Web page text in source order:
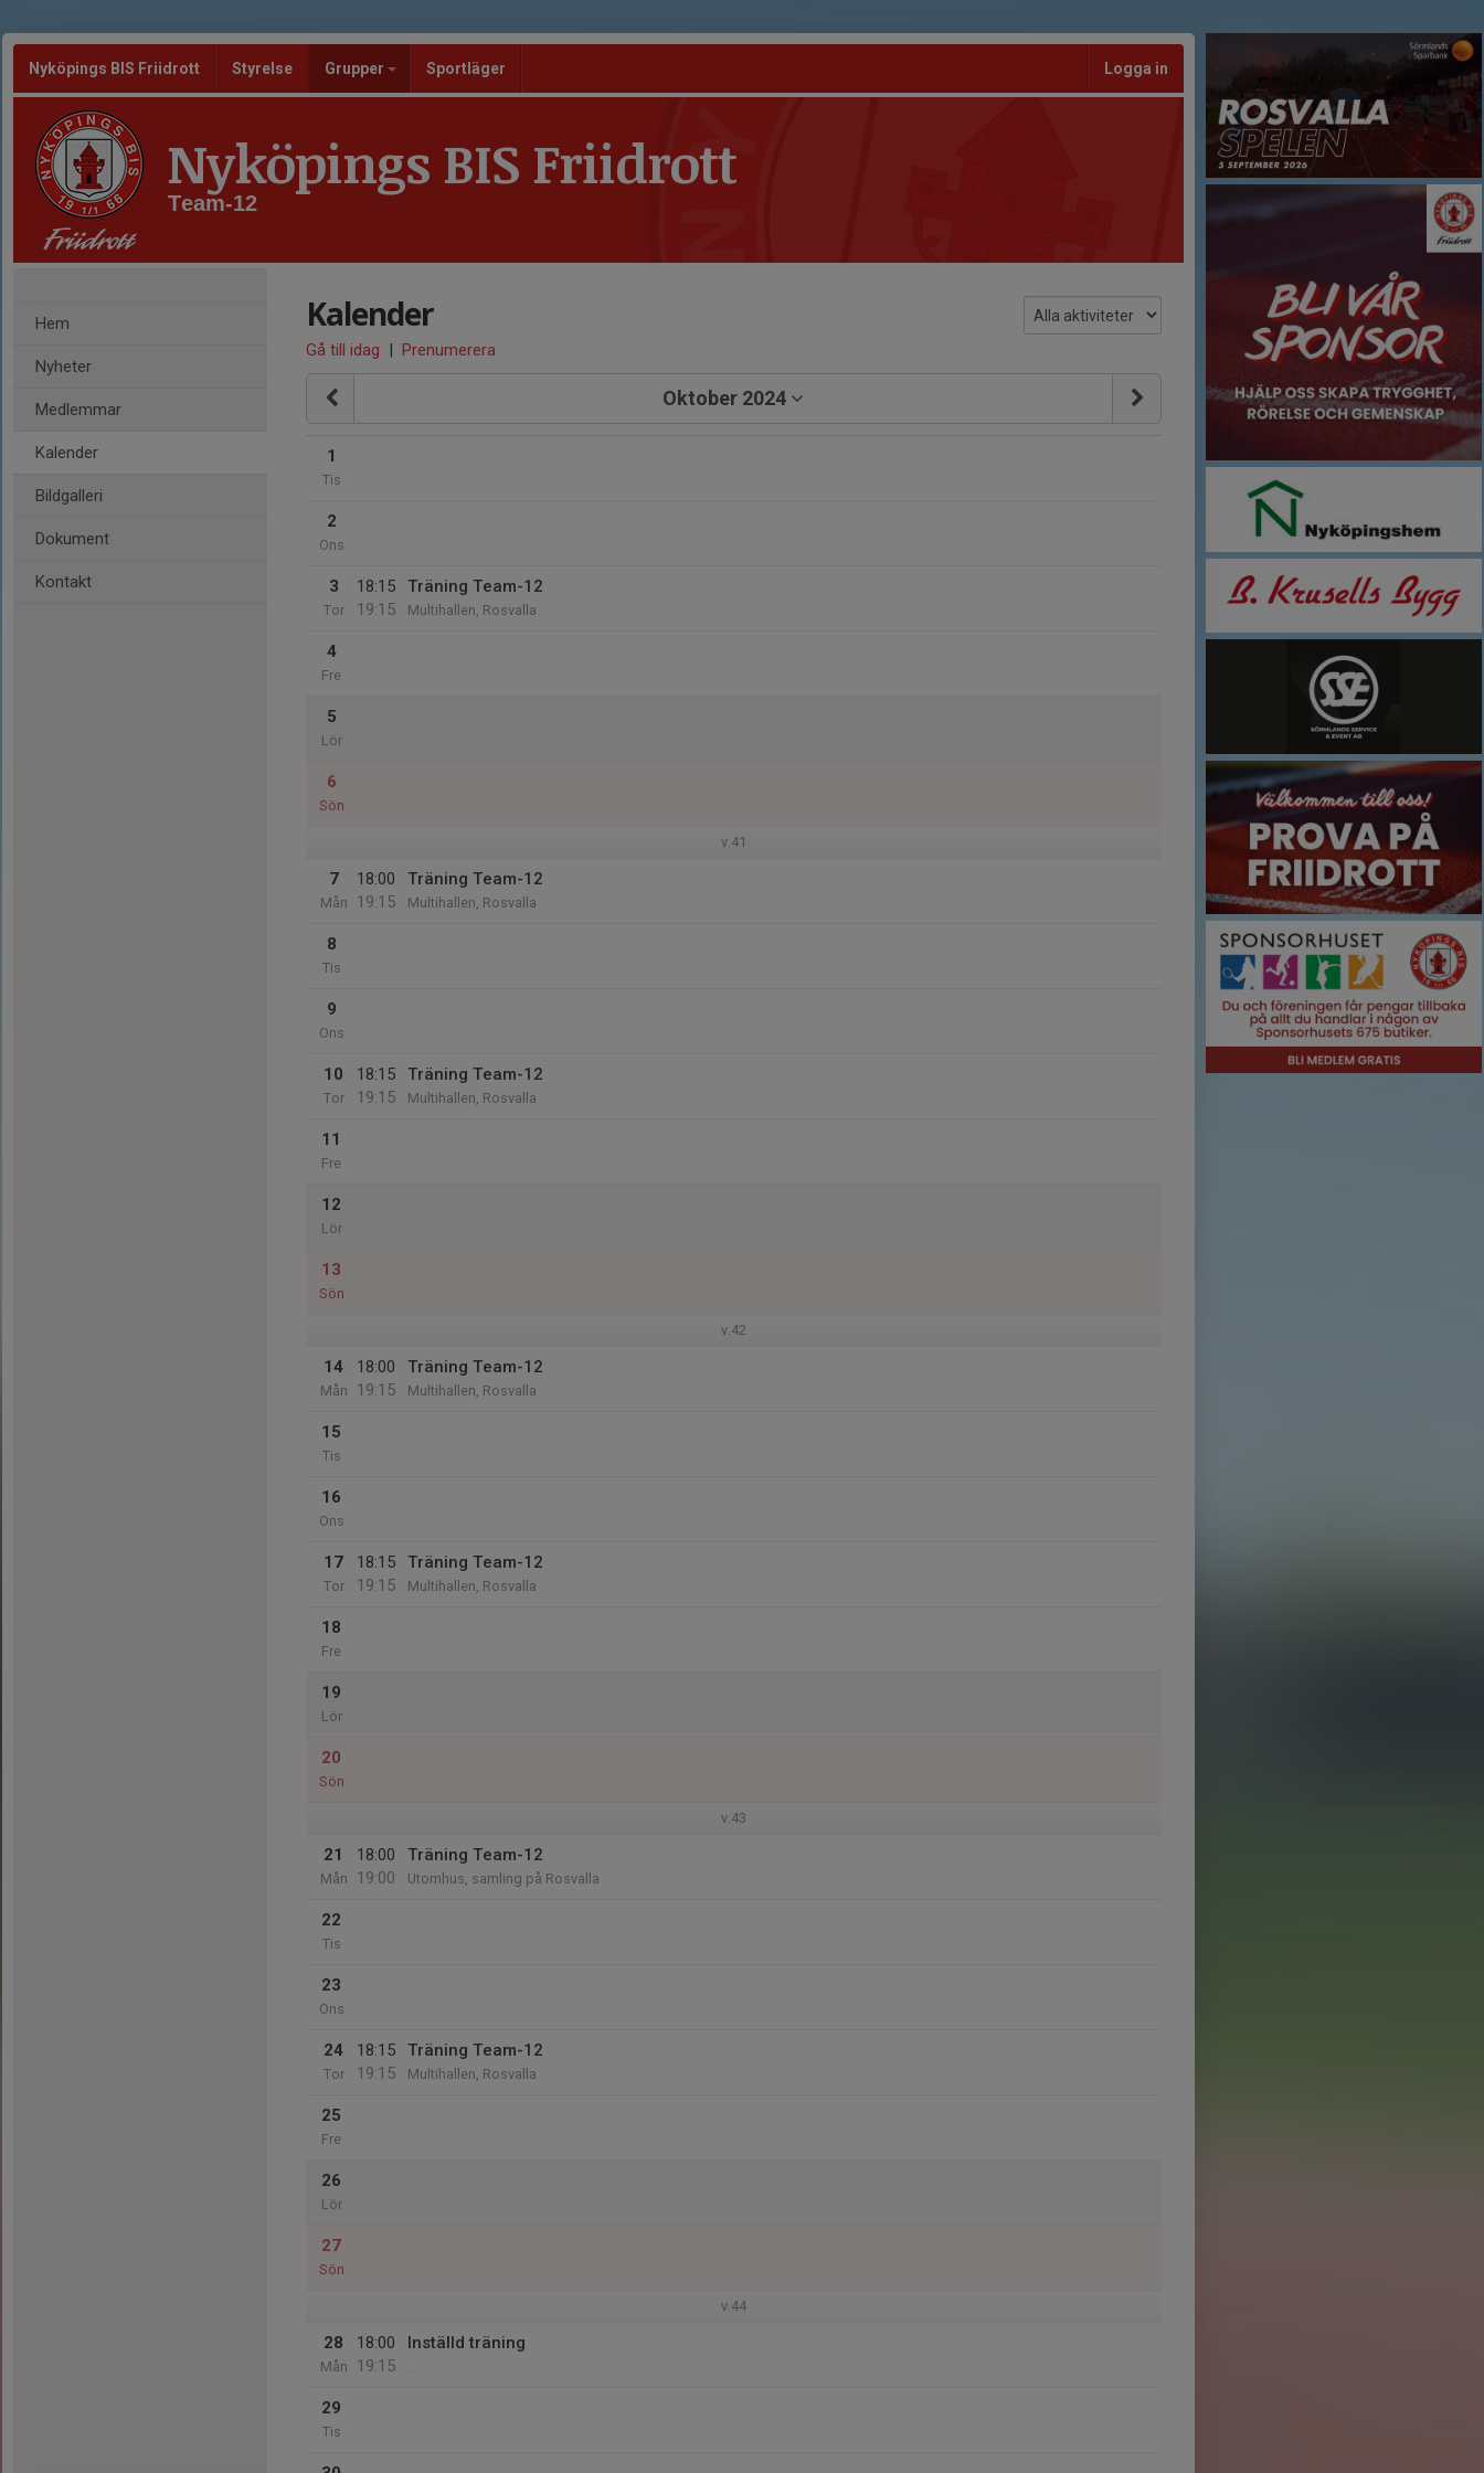
Nyköpings BIS Friidrott Styrelse Grupper Sportläger Logga in
Nyköpings BIS Friidrott
Team-12
Hem
Nyheter
Medlemmar
Kalender
Bildgalleri
Dokument
Kontakt
Kalender
Gå till idag | Prenumerera
Oktober 2024
1
Tis
2
Ons
3
Tor
18:15
19:15
Träning Team-12
Multihallen, Rosvalla
4
Fre
5
Lör
6
Sön
v.41
7
Mån
18:00
19:15
Träning Team-12
Multihallen, Rosvalla
8
Tis
9
Ons
10
Tor
18:15
19:15
Träning Team-12
Multihallen, Rosvalla
11
Fre
12
Lör
13
Sön
v.42
14
Mån
18:00
19:15
Träning Team-12
Multihallen, Rosvalla
15
Tis
16
Ons
17
Tor
18:15
19:15
Träning Team-12
Multihallen, Rosvalla
18
Fre
19
Lör
20
Sön
v.43
21
Mån
18:00
19:00
Träning Team-12
Utomhus, samling på Rosvalla
22
Tis
23
Ons
24
Tor
18:15
19:15
Träning Team-12
Multihallen, Rosvalla
25
Fre
26
Lör
27
Sön
v.44
28
Mån
18:00
19:15
Inställd träning
.
29
Tis